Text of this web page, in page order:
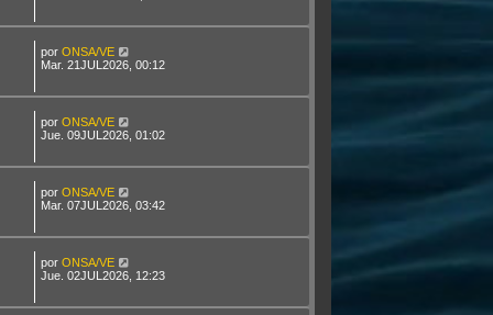
por ONSA/VE
Mar. 21JUL2026, 00:12
por ONSA/VE
Jue. 09JUL2026, 01:02
por ONSA/VE
Mar. 07JUL2026, 03:42
por ONSA/VE
Jue. 02JUL2026, 12:23